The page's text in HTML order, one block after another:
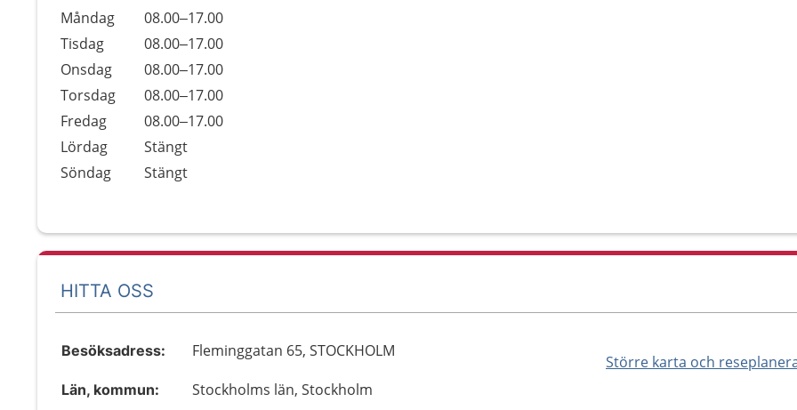
Dag
Öppettider
Kommentarer
Måndag
08.00–17.00
Tisdag
08.00–17.00
Onsdag
08.00–17.00
Torsdag
08.00–17.00
Fredag
08.00–17.00
Lördag
Stängt
Söndag
Stängt
HITTA OSS
Större karta och
Besöksadress: Fleminggatan 65, STOCKHOLM
Län, kommun: Stockholms län, Stockholm